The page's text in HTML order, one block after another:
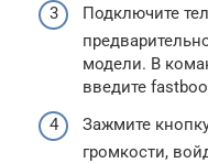
Подключите
модели. В
введите
Зажмите
громкости,